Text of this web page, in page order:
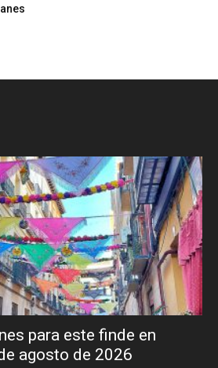
para este finde en
agosto de 2026